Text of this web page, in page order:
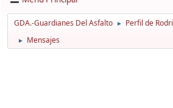
GDA.-Guardianes Del Asfalto ► Perfil de Rodri
► Mensajes